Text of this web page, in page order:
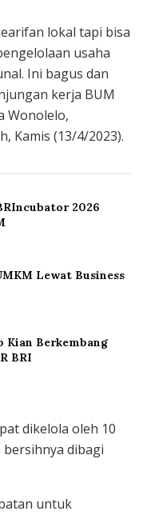
lokal tapi bisa
usaha
Ini bagus dan
kerja BUM
Wonolelo,
Kamis (13/4/2023).
2026
Lewat Business
Kian Berkembang
BRI
dikelola oleh 10
dibagi
untuk